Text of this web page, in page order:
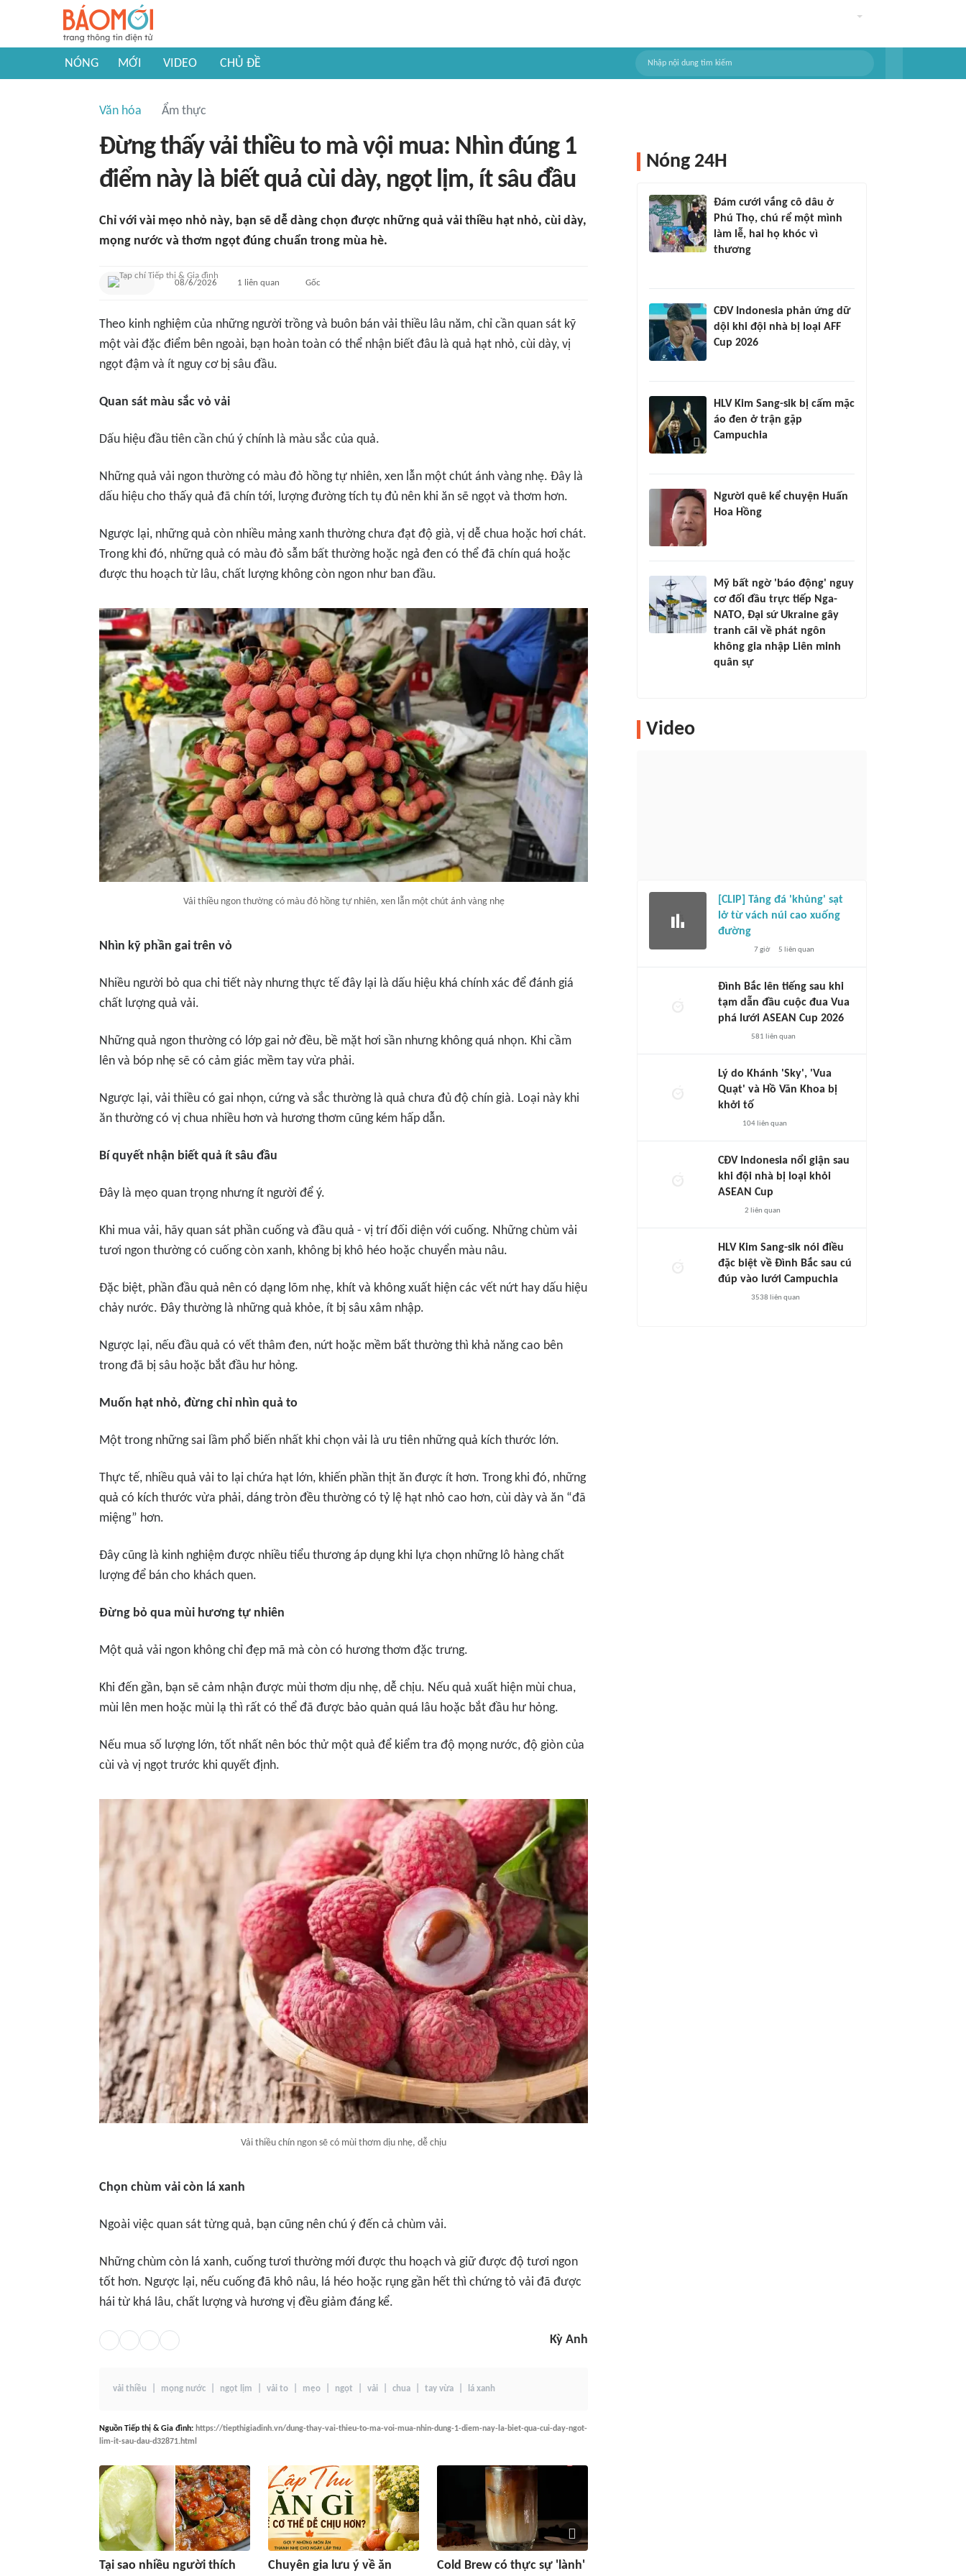
NÓNG MỚI VIDEO CHỦ ĐỀ
Văn hóa Ẩm thực
Đừng thấy vải thiều to mà vội mua: Nhìn đúng 1
điểm này là biết quả cùi dày, ngọt lịm, ít sâu đầu
Chỉ với vài mẹo nhỏ này, bạn sẽ dễ dàng chọn được những quả vải thiều hạt nhỏ, cùi dày,
mọng nước và thơm ngọt đúng chuẩn trong mùa hè.
08/6/2026 1 liên quan Gốc
Theo kinh nghiệm của những người trồng và buôn bán vải thiều lâu năm, chỉ cần quan sát kỹ
một vài đặc điểm bên ngoài, bạn hoàn toàn có thể nhận biết đâu là quả hạt nhỏ, cùi dày, vị
ngọt đậm và ít nguy cơ bị sâu đầu.
Quan sát màu sắc vỏ vải
Dấu hiệu đầu tiên cần chú ý chính là màu sắc của quả.
Những quả vải ngon thường có màu đỏ hồng tự nhiên, xen lẫn một chút ánh vàng nhẹ. Đây là
dấu hiệu cho thấy quả đã chín tới, lượng đường tích tụ đủ nên khi ăn sẽ ngọt và thơm hơn.
Ngược lại, những quả còn nhiều mảng xanh thường chưa đạt độ già, vị dễ chua hoặc hơi chát.
Trong khi đó, những quả có màu đỏ sẫm bất thường hoặc ngả đen có thể đã chín quá hoặc
được thu hoạch từ lâu, chất lượng không còn ngon như ban đầu.
Vải thiều ngon thường có màu đỏ hồng tự nhiên, xen lẫn một chút ánh vàng nhẹ
Nhìn kỹ phần gai trên vỏ
Nhiều người bỏ qua chi tiết này nhưng thực tế đây lại là dấu hiệu khá chính xác để đánh giá
chất lượng quả vải.
Những quả ngon thường có lớp gai nở đều, bề mặt hơi sần nhưng không quá nhọn. Khi cầm
lên và bóp nhẹ sẽ có cảm giác mềm tay vừa phải.
Ngược lại, vải thiều có gai nhọn, cứng và sắc thường là quả chưa đủ độ chín già. Loại này khi
ăn thường có vị chua nhiều hơn và hương thơm cũng kém hấp dẫn.
Bí quyết nhận biết quả ít sâu đầu
Đây là mẹo quan trọng nhưng ít người để ý.
Khi mua vải, hãy quan sát phần cuống và đầu quả - vị trí đối diện với cuống. Những chùm vải
tươi ngon thường có cuống còn xanh, không bị khô héo hoặc chuyển màu nâu.
Đặc biệt, phần đầu quả nên có dạng lõm nhẹ, khít và không xuất hiện các vết nứt hay dấu hiệu
chảy nước. Đây thường là những quả khỏe, ít bị sâu xâm nhập.
Ngược lại, nếu đầu quả có vết thâm đen, nứt hoặc mềm bất thường thì khả năng cao bên
trong đã bị sâu hoặc bắt đầu hư hỏng.
Muốn hạt nhỏ, đừng chỉ nhìn quả to
Một trong những sai lầm phổ biến nhất khi chọn vải là ưu tiên những quả kích thước lớn.
Thực tế, nhiều quả vải to lại chứa hạt lớn, khiến phần thịt ăn được ít hơn. Trong khi đó, những
quả có kích thước vừa phải, dáng tròn đều thường có tỷ lệ hạt nhỏ cao hơn, cùi dày và ăn “đã
miệng” hơn.
Đây cũng là kinh nghiệm được nhiều tiểu thương áp dụng khi lựa chọn những lô hàng chất
lượng để bán cho khách quen.
Đừng bỏ qua mùi hương tự nhiên
Một quả vải ngon không chỉ đẹp mã mà còn có hương thơm đặc trưng.
Khi đến gần, bạn sẽ cảm nhận được mùi thơm dịu nhẹ, dễ chịu. Nếu quả xuất hiện mùi chua,
mùi lên men hoặc mùi lạ thì rất có thể đã được bảo quản quá lâu hoặc bắt đầu hư hỏng.
Nếu mua số lượng lớn, tốt nhất nên bóc thử một quả để kiểm tra độ mọng nước, độ giòn của
cùi và vị ngọt trước khi quyết định.
Vải thiều chín ngon sẽ có mùi thơm dịu nhẹ, dễ chịu
Chọn chùm vải còn lá xanh
Ngoài việc quan sát từng quả, bạn cũng nên chú ý đến cả chùm vải.
Những chùm còn lá xanh, cuống tươi thường mới được thu hoạch và giữ được độ tươi ngon
tốt hơn. Ngược lại, nếu cuống đã khô nâu, lá héo hoặc rụng gần hết thì chứng tỏ vải đã được
hái từ khá lâu, chất lượng và hương vị đều giảm đáng kể.
Kỳ Anh
vải thiều mọng nước ngọt lịm vải to mẹo ngọt vải chua tay vừa lá xanh
Nguồn Tiếp thị & Gia đình: https://tiepthigiadinh.vn/dung-thay-vai-thieu-to-ma-voi-mua-nhin-dung-1-diem-nay-la-biet-qua-cui-day-ngot-
lim-it-sau-dau-d32871.html
Tại sao nhiều người thích Chuyên gia lưu ý về ăn Cold Brew có thực sự 'lành'
Nóng 24H
Đám cưới vắng cô dâu ở
Phú Thọ, chú rể một mình
làm lễ, hai họ khóc vì
thương
CĐV Indonesia phản ứng dữ
dội khi đội nhà bị loại AFF
Cup 2026
HLV Kim Sang-sik bị cấm mặc
áo đen ở trận gặp
Campuchia
Người quê kể chuyện Huấn
Hoa Hồng
Mỹ bất ngờ 'báo động' nguy
cơ đối đầu trực tiếp Nga-
NATO, Đại sứ Ukraine gây
tranh cãi về phát ngôn
không gia nhập Liên minh
quân sự
Video
[CLIP] Tảng đá 'khủng' sạt
lở từ vách núi cao xuống
đường
7 giờ 5 liên quan
Đình Bắc lên tiếng sau khi
tạm dẫn đầu cuộc đua Vua
phá lưới ASEAN Cup 2026
581 liên quan
Lý do Khánh 'Sky', 'Vua
Quạt' và Hồ Văn Khoa bị
khởi tố
104liên quan
CĐV Indonesia nổi giận sau
khi đội nhà bị loại khỏi
ASEAN Cup
2 liên quan
HLV Kim Sang-sik nói điều
đặc biệt về Đình Bắc sau cú
đúp vào lưới Campuchia
3538 liên quan